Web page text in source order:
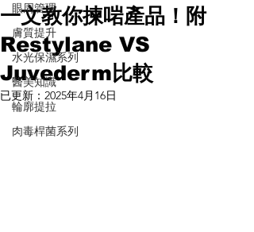
眼周管理
膚質提升
水光保濕系列
醫美知識
輪廓提拉
肉毒桿菌系列
一文教你揀啱產品！附
Restylane VS
Juvederm比較
已更新： 2025年4月16日